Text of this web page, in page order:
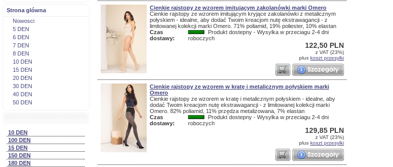
Strona glówna
Nowosci
5 DEN
6 DEN
7 DEN
8 DEN
10 DEN
15 DEN
20 DEN
30 DEN
40 DEN
50 DEN
10 DEN
100 DEN
15 DEN
150 DEN
180 DEN
Cienkie rajstopy ze wzorem imitującym zakolanówki marki Omero
Cienkie rajstopy ze wzorem imitującym kryjące zakolanówki z metalicznym
połyskiem - idealne, aby dodać Twoim kreacjom nutę ekstrawagancji - z
limitowanej kolekcji marki Omero. 71% poliamid, 19% poliester, 10% elastan
Czas
dostawy:
Produkt dostepny - Wysylka w przeciagu 2-4 dni
roboczych
122,50 PLN
z VAT (23%)
plus koszt przesylki
Cienkie rajstopy ze wzorem w kratę i metalicznym połyskiem marki
Omero
Cienkie rajstopy ze wzorem w kratę i metalicznym połyskiem - idealne, aby
dodać Twoim kreacjom nutę ekstrawagancji - z limitowanej kolekcji marki
Omero. 82% poliamid, 11% przędza metalizowana, 7% elastan
Czas
dostawy:
Produkt dostepny - Wysylka w przeciagu 2-4 dni
roboczych
129,85 PLN
z VAT (23%)
plus koszt przesylki